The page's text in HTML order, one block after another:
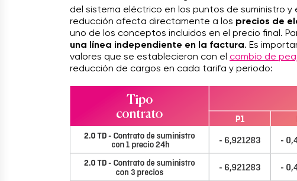
del sistema eléctrico en los puntos de suministro
reducción afecta directamente a los precios de
uno de los conceptos incluidos en el precio final.
una línea independiente en la factura. Es
valores que se establecieron con el cambio de
reducción de cargos en cada tarifa y periodo: